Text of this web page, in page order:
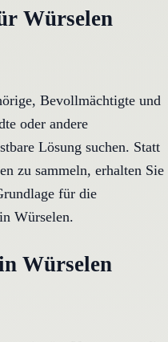
Würselen
Bevollmächtigte und
oder andere
Lösung suchen. Statt
zu sammeln, erhalten Sie
für die
Würselen.
Würselen